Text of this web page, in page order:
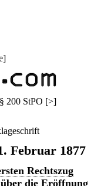
]
§ 200 StPO [>]
Februar 1877
Rechtszug
die Eröffnung